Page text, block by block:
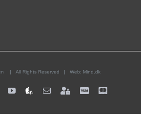
| All Rights Reserved | Web: Mind.dk
YouTube
Terapeutlisten
E-
For
Visa Mastercard